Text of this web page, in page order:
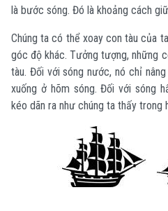
là bước sóng. Đó là khoảng cách
Chúng ta có thể xoay con tàu của
góc độ khác. Tưởng tượng, những
tàu. Đối với sóng nước, nó chỉ
xuống ở hõm sóng. Đối với sóng
kéo dãn ra như chúng ta thấy trong